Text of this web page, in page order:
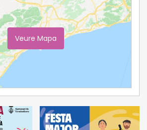
Veure Mapa